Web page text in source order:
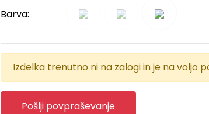
Barva:
Izdelka trenutno ni na zalogi in je na voljo
Pošlji povpraševanje